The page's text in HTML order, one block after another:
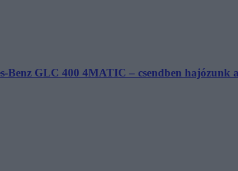
Benz GLC 400 4MATIC – csendben hajózunk